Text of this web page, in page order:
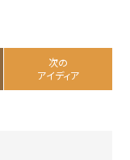
次の
アイディア